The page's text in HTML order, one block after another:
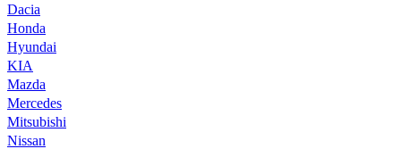
Dacia
Honda
Hyundai
KIA
Mazda
Mercedes
Mitsubishi
Nissan